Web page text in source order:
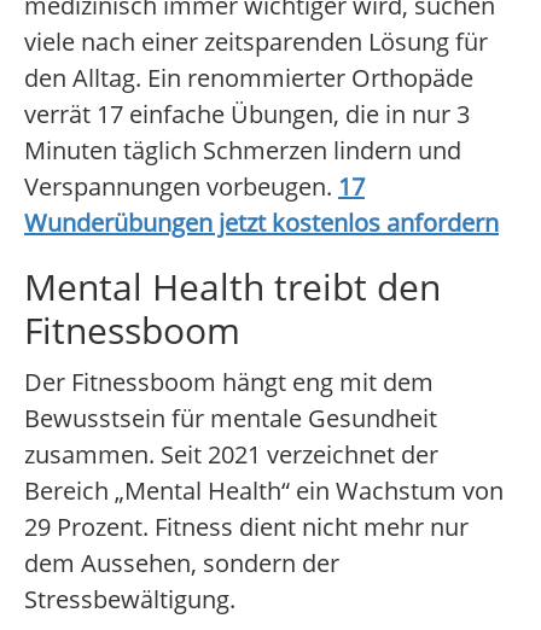
viele nach einer zeitsparenden Lösung für
den Alltag. Ein renommierter Orthopäde
verrät 17 einfache Übungen, die in nur 3
Minuten täglich Schmerzen lindern und
Verspannungen vorbeugen. 17
Wunderübungen jetzt kostenlos anfordern
Mental Health treibt den
Fitnessboom
Der Fitnessboom hängt eng mit dem
Bewusstsein für mentale Gesundheit
zusammen. Seit 2021 verzeichnet der
Bereich „Mental Health“ ein Wachstum von
29 Prozent. Fitness dient nicht mehr nur
dem Aussehen, sondern der
Stressbewältigung.